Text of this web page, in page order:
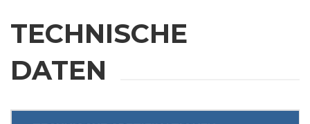
E-mail
Firma
TECHNISCHE
DATEN